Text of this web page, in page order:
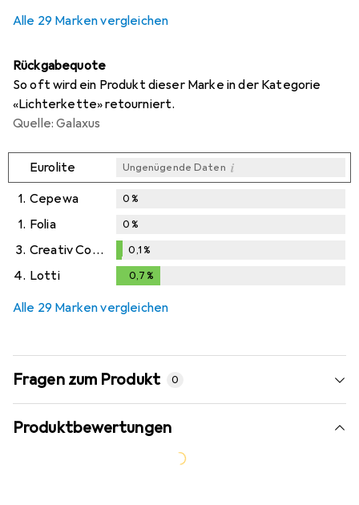
Alle 29 Marken vergleichen
Rückgabequote
So oft wird ein Produkt dieser Marke in der Kategorie
«Lichterkette» retourniert.
Quelle: Galaxus
Eurolite Ungenügende Daten i
1. Cepewa 0%
1. Folia 0%
3. Creativ Company 0,1%
4. Lotti 0,7 %
Alle 29 Marken vergleichen
Fragen zum Produkt 0
Produktbewertungen